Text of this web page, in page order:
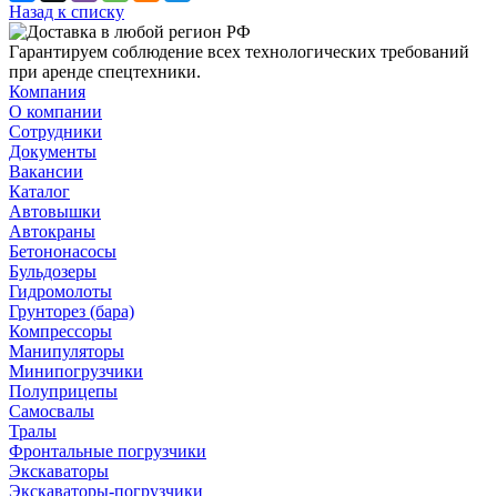
Назад к списку
Гарантируем соблюдение всех технологических требований
при аренде спецтехники.
Компания
О компании
Сотрудники
Документы
Вакансии
Каталог
Автовышки
Автокраны
Бетононасосы
Бульдозеры
Гидромолоты
Грунторез (бара)
Компрессоры
Манипуляторы
Минипогрузчики
Полуприцепы
Самосвалы
Тралы
Фронтальные погрузчики
Экскаваторы
Экскаваторы-погрузчики